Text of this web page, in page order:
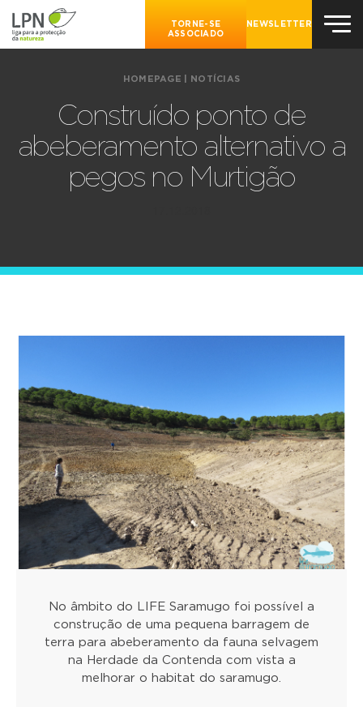
TORNE-SE
ASSOCIADO
NEWSLETTER
HOMEPAGE NOTÍCIAS
Construído ponto de
abeberamento alternativo a
pegos no Murtigão
No âmbito do LIFE Saramugo foi possível a
construção de uma pequena barragem de
terra para abeberamento da fauna selvagem
na Herdade da Contenda com vista a
melhorar o habitat do saramugo.